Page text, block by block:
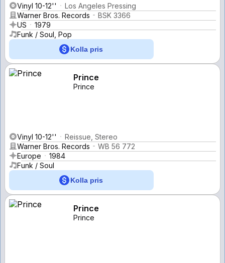
Vinyl 10-12''
Los Angeles Pressing
Warner Bros. Records
BSK 3366
US
1979
Funk / Soul, Pop
Kolla pris
Prince
Prince
Vinyl 10-12''
Reissue, Stereo
Warner Bros. Records
WB 56 772
Europe
1984
Funk / Soul
Kolla pris
Prince
Prince